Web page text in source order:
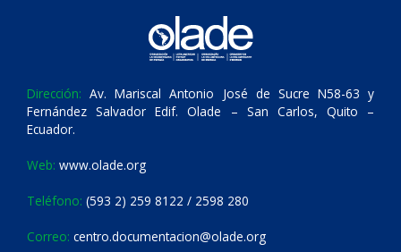
Dirección: Av. Mariscal Antonio José de Sucre N58-63 y
Fernández Salvador Edif. Olade – San Carlos, Quito –
Ecuador.
Web: www.olade.org
Teléfono: (593 2) 259 8122 / 2598 280
Correo: centro.documentacion@olade.org